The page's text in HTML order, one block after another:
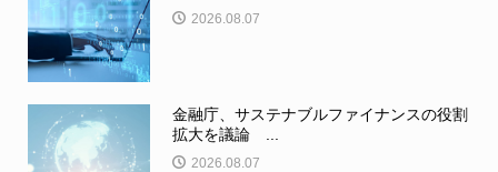
2026.08.07
金融庁、サステナブルファイナンスの役割
拡大を議論 ...
2026.08.07